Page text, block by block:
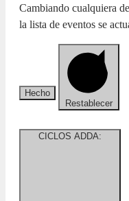
Cambiando cualquiera
la lista de eventos se
Hecho
Restablecer
CICLOS ADDA: